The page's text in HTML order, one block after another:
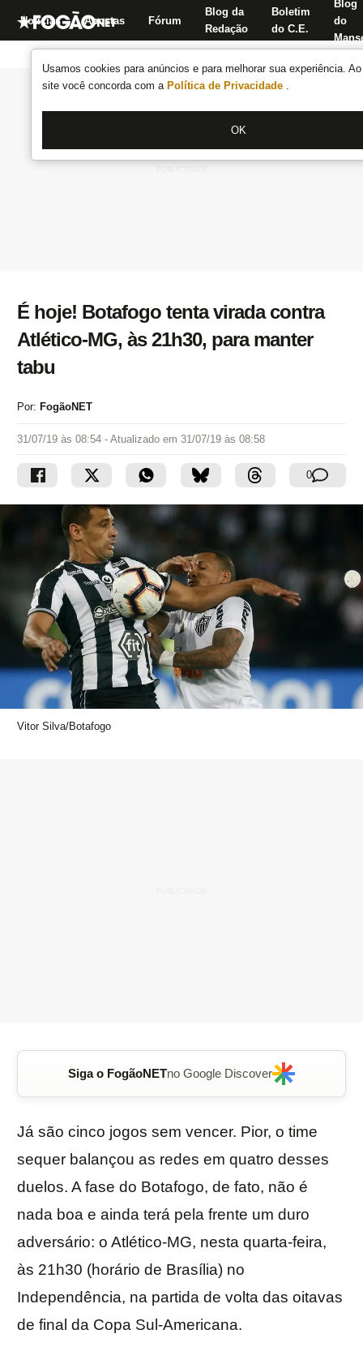
Usamos cookies para anúncios e para melhorar sua experiência.
site você concorda com a Política de Privacidade .
OK
Notícias Apostas Fórum
Blog da
Redação
Boletim
do C.E.
Blog
do
É hoje! Botafogo tenta virada contra
Atlético-MG, às 21h30, para manter
tabu
Por: FogãoNET
31/07/19 às 08:54 - Atualizado em 31/07/19 às 08:58
0
Vitor Silva/Botafogo
Siga o FogãoNETno Google Discover
Já são cinco jogos sem vencer. Pior, o time
sequer balançou as redes em quatro desses
duelos. A fase do Botafogo, de fato, não é
nada boa e ainda terá pela frente um duro
adversário: o Atlético-MG, nesta quarta-feira,
às 21h30 (horário de Brasília) no
Independência, na partida de volta das oitavas
de final da Copa Sul-Americana.